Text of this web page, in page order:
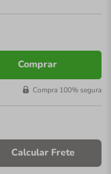
Comprar
Compra 100% segura
Calcular Frete